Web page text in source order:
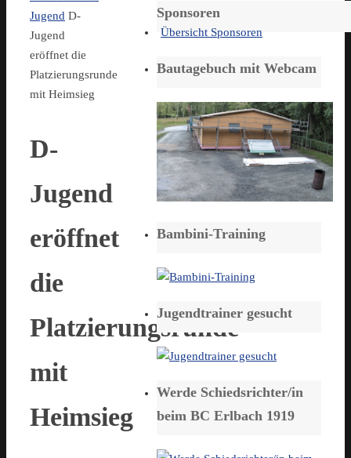
Jugend D-
Jugend
eröffnet die
Platzierungsrunde
mit Heimsieg
D-
Jugend
eröffnet
die
Platzierungsrunde
mit
Heimsieg
Sponsoren
Übersicht Sponsoren
Bautagebuch mit Webcam
Bambini-Training
Jugendtrainer gesucht
Werde Schiedsrichter/in
beim BC Erlbach 1919